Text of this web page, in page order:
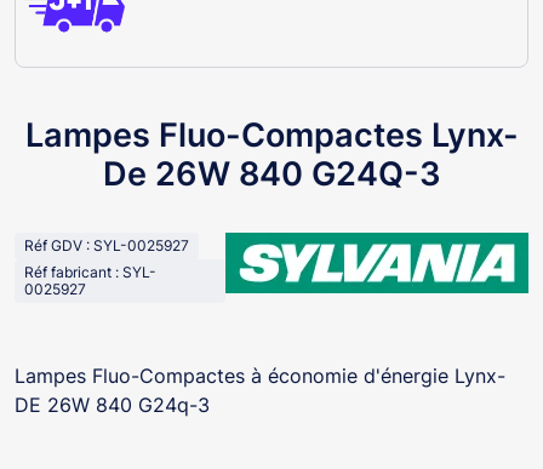
Lampes Fluo-Compactes Lynx-
De 26W 840 G24Q-3
Réf GDV : SYL-0025927
Réf fabricant : SYL-
0025927
Lampes Fluo-Compactes à économie d'énergie Lynx-
DE 26W 840 G24q-3